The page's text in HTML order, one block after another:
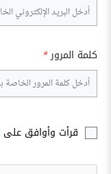
كلمة المرور*
قرأت وأوافق على